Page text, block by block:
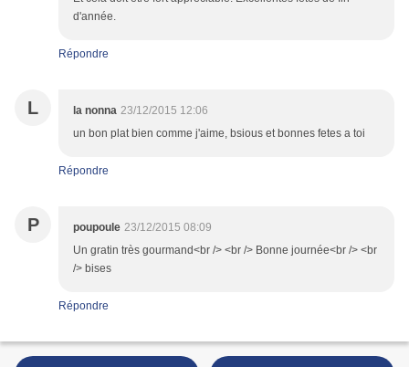
d'année.
Répondre
L la nonna 23/12/2015 12:06
un bon plat bien comme j'aime, bsious et bonnes fetes a toi
Répondre
P poupoule 23/12/2015 08:09
Un gratin très gourmand<br /> <br /> Bonne journée<br /> <br
/> bises
Répondre